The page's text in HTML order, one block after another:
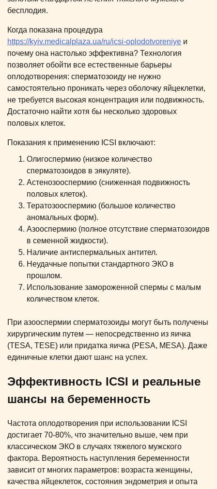
бесплодия.
Когда показана процедура
https://kyiv.medicalplaza.ua/ru/icsi-oplodotvoreniye и
почему она настолько эффективна? Технология
позволяет обойти все естественные барьеры
оплодотворения: сперматозоиду не нужно
самостоятельно проникать через оболочку яйцеклетки,
не требуется высокая концентрация или подвижность.
Достаточно найти хотя бы несколько здоровых
половых клеток.
Показания к применению ICSI включают:
Олигоспермию (низкое количество
сперматозоидов в эякуляте).
Астенозооспермию (сниженная подвижность
половых клеток).
Тератозооспермию (большое количество
аномальных форм).
Азооспермию (полное отсутствие сперматозоидов
в семенной жидкости).
Наличие антиспермальных антител.
Неудачные попытки стандартного ЭКО в
прошлом.
Использование замороженной спермы с малым
количеством клеток.
При азооспермии сперматозоиды могут быть получены
хирургическим путем — непосредственно из яичка
(TESA, TESE) или придатка яичка (PESA, MESA). Даже
единичные клетки дают шанс на успех.
Эффективность ICSI и реальные
шансы на беременность
Частота оплодотворения при использовании ICSI
достигает 70-80%, что значительно выше, чем при
классическом ЭКО в случаях тяжелого мужского
фактора. Вероятность наступления беременности
зависит от многих параметров: возраста женщины,
качества яйцеклеток, состояния эндометрия и опыта